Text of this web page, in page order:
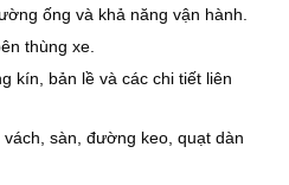
ống và khả năng vận hành.
thùng xe.
kín, bản lề và các chi tiết liên
sàn, đường keo, quạt dàn